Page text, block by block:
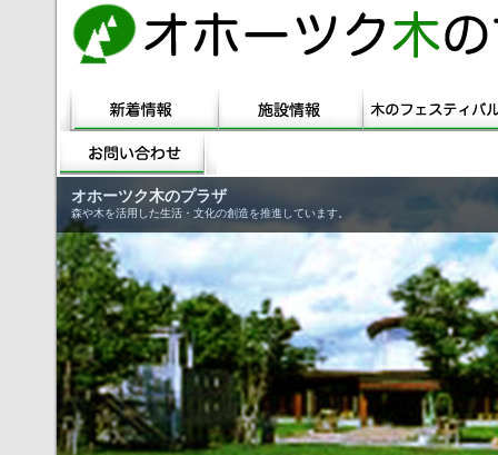
オホーツク木のプラザ
森や木を活用した生活・文化の創造を推進しています。